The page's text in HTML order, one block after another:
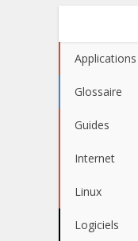
Applications
Glossaire
Guides
Internet
Linux
Logiciels